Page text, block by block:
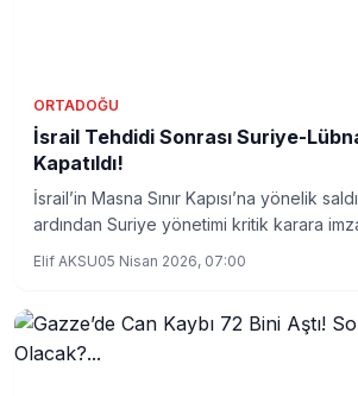
ORTADOĞU
İsrail Tehdidi Sonrası Suriye-
Kapatıldı!
İsrail’in Masna Sınır Kapısı’na yönelik
ardından Suriye yönetimi kritik karara
Elif AKSU05 Nisan 2026, 07:00